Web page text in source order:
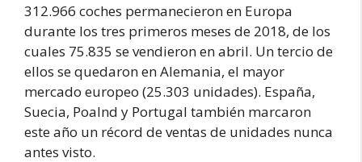
312.966 coches permanecieron en Europa
durante los tres primeros meses de 2018, de los
cuales 75.835 se vendieron en abril. Un tercio de
ellos se quedaron en Alemania, el mayor
mercado europeo (25.303 unidades). España,
Suecia, Poalnd y Portugal también marcaron
este año un récord de ventas de unidades nunca
antes visto.